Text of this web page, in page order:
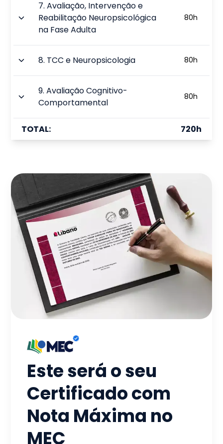
7.Avaliação, Intervenção e
Reabilitação Neuropsicológica
na Fase Adulta
80h
8. TCC e Neuropsicologia 80h
9.Avaliação Cognitivo-
Comportamental
80h
TOTAL: 720h
Este será o seu
Certificado com
Nota Máxima no
MEC